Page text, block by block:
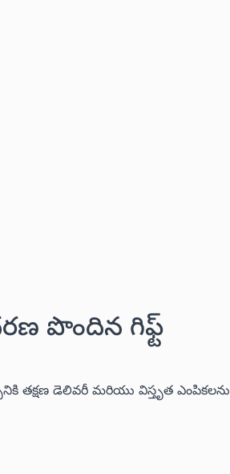
పొందిన గిఫ్ట్
తక్షణ డెలివరీ మరియు విస్తృత ఎంపికలను